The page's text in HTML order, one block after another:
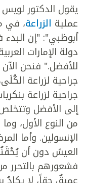
يقول الدكتور
عملية الزراعة، في
أبوظبي": "إن
دولة الإمارات
للأفضل." فنحن
جراحية لزراعة
جراحية لزراعة
إلى الأفضل
من النوع الأول،
الإنسولين. وأما
العيش دون أن
فشعورهم بالتحرر